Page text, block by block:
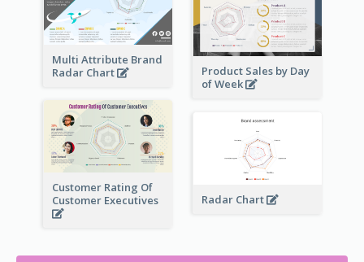
Multi Attribute Brand
Radar Chart
Product Sales by Day
of Week
Customer Rating Of
Customer Executives
Radar Chart